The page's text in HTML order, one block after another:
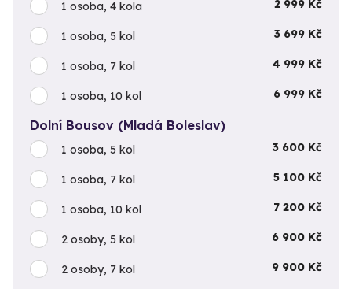
1 osoba, 4 kola 2 999 Kč
1 osoba, 5 kol 3 699 Kč
1 osoba, 7 kol 4 999 Kč
1 osoba, 10 kol 6 999 Kč
Dolní Bousov (Mladá Boleslav)
1 osoba, 5 kol 3 600 Kč
1 osoba, 7 kol 5 100 Kč
1 osoba, 10 kol 7 200 Kč
2 osoby, 5 kol 6 900 Kč
2 osoby, 7 kol 9 900 Kč